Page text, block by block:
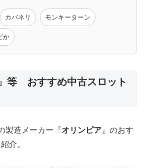
ペルソナ
カバネリ モンキーターン
か
等 おすすめ中古スロット
製造メーカー『オリンピア 』のおす
介。